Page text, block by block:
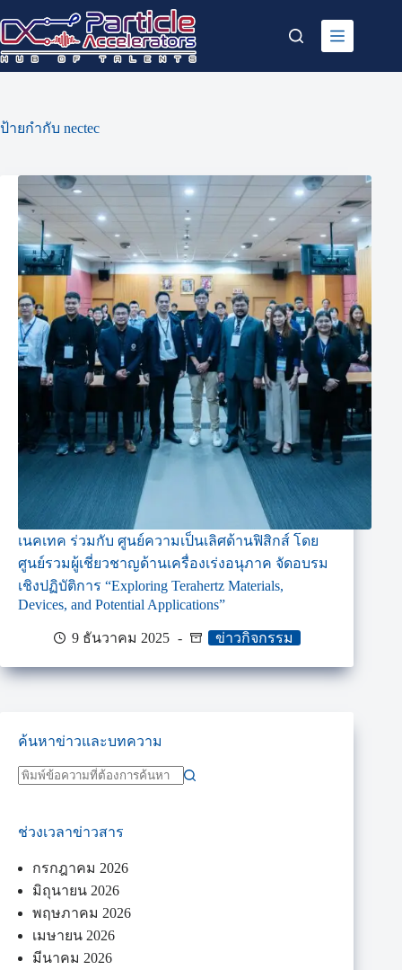
to
content
ป้ายกำกับ nectec
เนคเทค ร่วมกับ ศูนย์ความเป็นเลิศด้านฟิสิกส์ โดย
ศูนย์รวมผู้เชี่ยวชาญด้านเครื่องเร่งอนุภาค จัดอบรม
เชิงปฏิบัติการ “Exploring Terahertz Materials,
Devices, and Potential Applications”
9 ธันวาคม 2025 ข่าวกิจกรรม
ค้นหาข่าวและบทความ
ช่วงเวลาข่าวสาร
กรกฎาคม 2026
มิถุนายน 2026
พฤษภาคม 2026
เมษายน 2026
มีนาคม 2026